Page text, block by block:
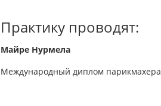
Практику проводят:
Майре Нурмела
Международный диплом парикмахера,